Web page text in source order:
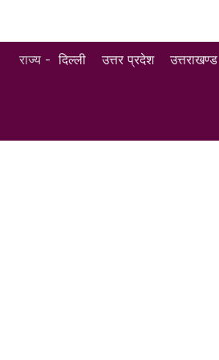
राज्य -दिल्ली उत्तर प्रदेश उत्तराखण्ड